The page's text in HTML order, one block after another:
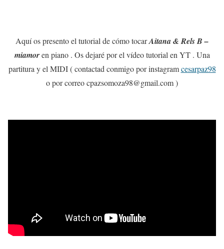
Aquí os presento el tutorial de cómo tocarAitana & Rels B –
miamoren piano . Os dejaré por el vídeo tutorial en YT . Una
partitura y el MIDI ( contactad conmigo por instagramcesarpaz98
o por correo cpazsomoza98@gmail.com )